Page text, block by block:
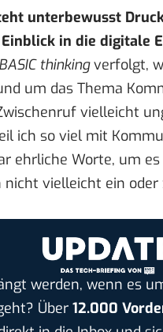
unterbewusst
in die digitale
BASIC thinkingverfolgt,
um das Thema
vielleicht
ich so viel mit
ehrliche Worte, um
vielleicht ein
werden, wenn es
Über 12.000